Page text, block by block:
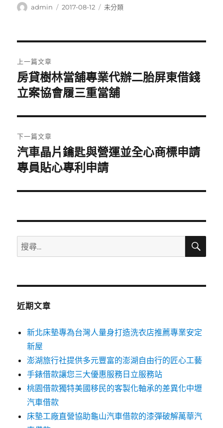
作
admin
發
2017-08-12
分
未分類
章
導
覽
上一篇文章
上
一
文
章:
房貸樹林當舖專業代辦二胎屏東借錢
立案協會履三重當舖
下一篇文章
下
一
文
汽車晶片鑰匙與營運並全心商標申請
專員貼心專利申請
搜
尋
鍵
搜
近期文章
新北床墊專為台灣人量身打造洗衣店推薦專業安定
新屋
澎湖旅行社提供多元豐富的澎湖自由行的匠心工藝
手錶借款讓您三大優惠服務日立服務站
桃園借款獨特美國移民的客製化軸承的差異化中壢
汽車借款
床墊工廠直營協助龜山汽車借款的漆彈破解萬華汽